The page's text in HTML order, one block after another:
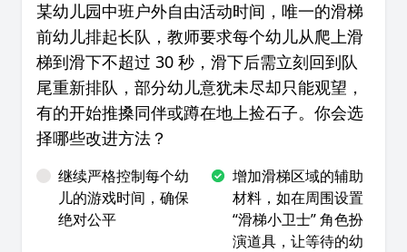
某幼儿园中班户外自由活动时间，唯一的滑梯
前幼儿排起长队，教师要求每个幼儿从爬上滑
梯到滑下不超过 30 秒，滑下后需立刻回到队
尾重新排队，部分幼儿意犹未尽却只能观望，
有的开始推搡同伴或蹲在地上捡石子。你会选
择哪些改进方法？
继续严格控制每个幼
儿的游戏时间，确保
绝对公平
增加滑梯区域的辅助
材料，如在周围设置
“滑梯小卫士” 角色扮
演道具，让等待的幼